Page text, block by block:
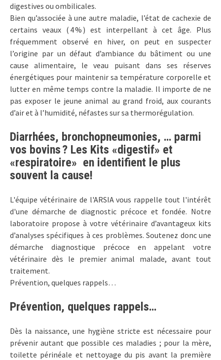
digestives ou ombilicales.
Bien qu’associée à une autre maladie, l’état de cachexie de
certains veaux ( 4 % ) est interpellant à cet âge. Plus
fréquemment observé en hiver, on peut en suspecter
l’origine par un défaut d’ambiance du bâtiment ou une
cause alimentaire, le veau puisant dans ses réserves
énergétiques pour maintenir sa température corporelle et
lutter en même temps contre la maladie. Il importe de ne
pas exposer le jeune animal au grand froid, aux courants
d’air et à l’humidité, néfastes sur sa thermorégulation.
Diarrhées, bronchopneumonies, … parmi
vos bovins ? Les Kits «digestif» et
«respiratoire» en identifient le plus
souvent la cause!
L'équipe vétérinaire de l'ARSIA vous rappelle tout l'intérêt
d'une démarche de diagnostic précoce et fondée. Notre
laboratoire propose à votre vétérinaire d’avantageux kits
d’analyses spécifiques à ces problèmes. Soutenez donc une
démarche diagnostique précoce en appelant votre
vétérinaire dès le premier animal malade, avant tout
traitement.
Prévention, quelques rappels…
Prévention, quelques rappels…
Dès la naissance, une hygiène stricte est nécessaire pour
prévenir autant que possible ces maladies ; pour la mère,
toilette périnéale et nettoyage du pis avant la première